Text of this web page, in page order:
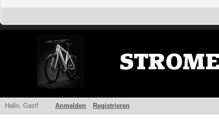
Hallo, Gast! Anmelden Registrieren